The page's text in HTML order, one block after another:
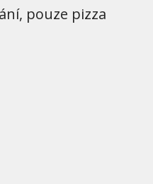
pouze pizza